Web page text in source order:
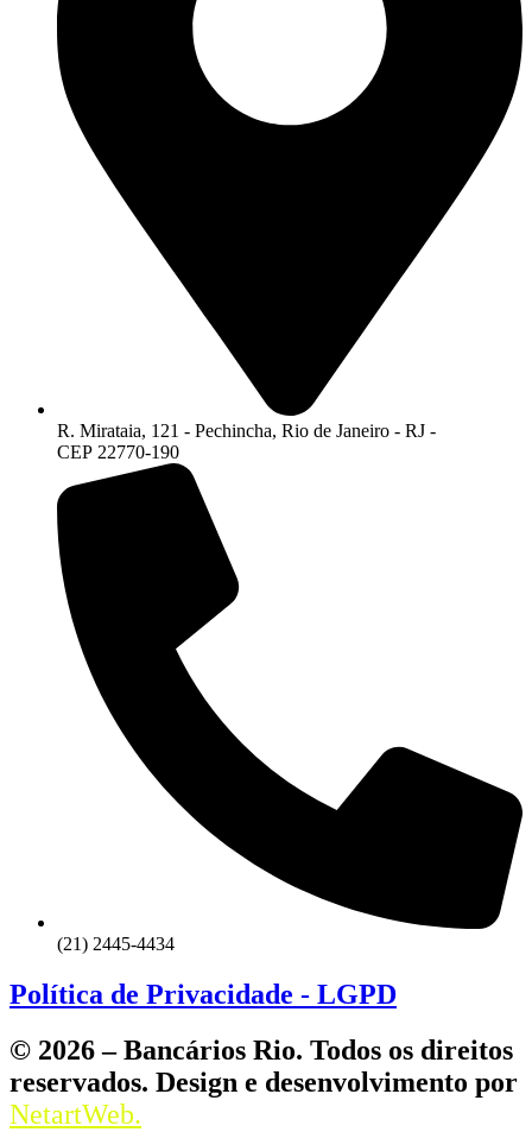
R. Mirataia, 121 - Pechincha, Rio de Janeiro - RJ -
CEP 22770-190
(21) 2445-4434
Política de Privacidade - LGPD
© 2026 – Bancários Rio. Todos os direitos
reservados. Design e desenvolvimento por
NetartWeb.